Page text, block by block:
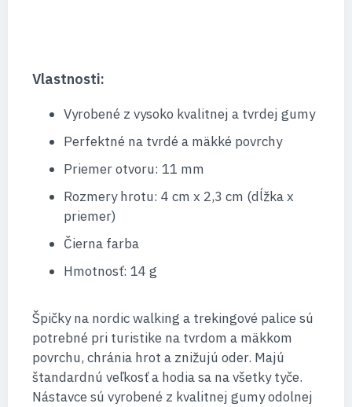
Vlastnosti:
Vyrobené z vysoko kvalitnej a tvrdej gumy
Perfektné na tvrdé a mäkké povrchy
Priemer otvoru: 11 mm
Rozmery hrotu: 4 cm x 2,3 cm (dĺžka x
priemer)
Čierna farba
Hmotnosť: 14 g
Špičky na nordic walking a trekingové palice sú
potrebné pri turistike na tvrdom a mäkkom
povrchu, chránia hrot a znižujú oder. Majú
štandardnú veľkosť a hodia sa na všetky tyče.
Nástavce sú vyrobené z kvalitnej gumy odolnej